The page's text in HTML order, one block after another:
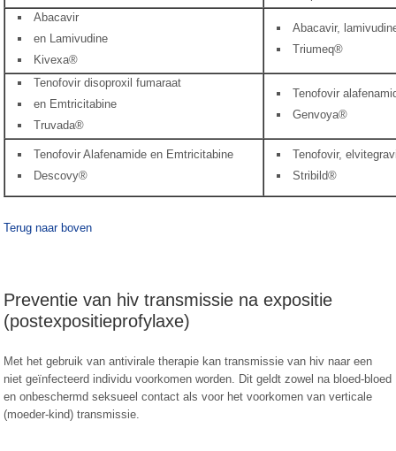
Abacavir
en Lamivudine
Kivexa®
Abacavir,
Triumeq®
Tenofovir disoproxil fumaraat
en Emtricitabine
Truvada®
Tenofovir
Genvoya®
Tenofovir Alafenamide en Emtricitabine
Descovy®
Tenofovir,
Stribild®
Terug naar boven
Preventie van hiv transmissie na expositie
(postexpositieprofylaxe)
Met het gebruik van antivirale therapie kan transmissie van hiv naar een
niet geïnfecteerd individu voorkomen worden. Dit geldt zowel na bloed-bloed
en onbeschermd seksueel contact als voor het voorkomen van verticale
(moeder-kind) transmissie.